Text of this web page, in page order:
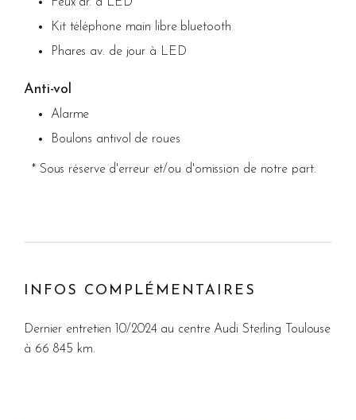
Kit téléphone main libre bluetooth
Phares av. de jour à LED
Anti-vol
Alarme
Boulons antivol de roues
* Sous réserve d'erreur et/ou d'omission de notre part.
INFOS COMPLÉMENTAIRES
Dernier entretien 10/2024 au centre Audi Sterling Toulouse
à 66 845 km.